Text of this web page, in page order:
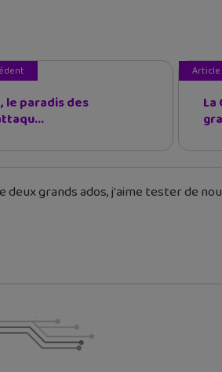
le paradis des
La
deux grands ados, j'aime tester de